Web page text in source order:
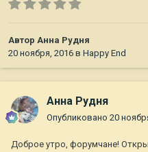
Автор Анна Рудня
20 ноября, 2016 в Happy End
Анна Рудня
Опубликовано 20
Доброе утро, форумчане!